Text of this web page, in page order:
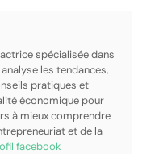
spécialisée dans
les tendances,
pratiques et
économique pour
à mieux comprendre
et de la
facebook